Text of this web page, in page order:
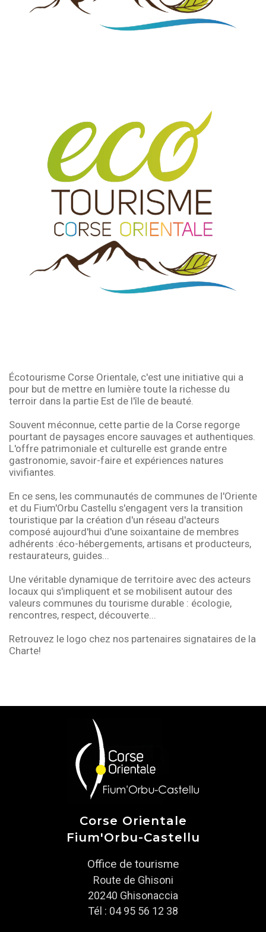
Écotourisme Corse Orientale, c'est une initiative qui a
pour but de mettre en lumière toute la richesse du
terroir dans la partie Est de l'île de beauté.
Souvent méconnue, cette partie de la Corse regorge
pourtant de paysages encore sauvages et authentiques.
L'offre patrimoniale et culturelle est grande entre
gastronomie, savoir-faire et expériences natures
vivifiantes.
En ce sens, les communautés de communes de l'Oriente
et du Fium'Orbu Castellu s'engagent vers la transition
touristique par la création d'un réseau d'acteurs
composé aujourd'hui d'une soixantaine de membres
adhérents :éco-hébergements, artisans et producteurs,
restaurateurs, guides...
Une véritable dynamique de territoire avec des acteurs
locaux qui s'impliquent et se mobilisent autour des
valeurs communes du tourisme durable : écologie,
rencontres, respect, découverte...
Retrouvez le logo chez nos partenaires signataires de la
Charte!
Corse Orientale
Fium'Orbu-Castellu
Office de tourisme
Route de Ghisoni
20240 Ghisonaccia
Tél : 04 95 56 12 38